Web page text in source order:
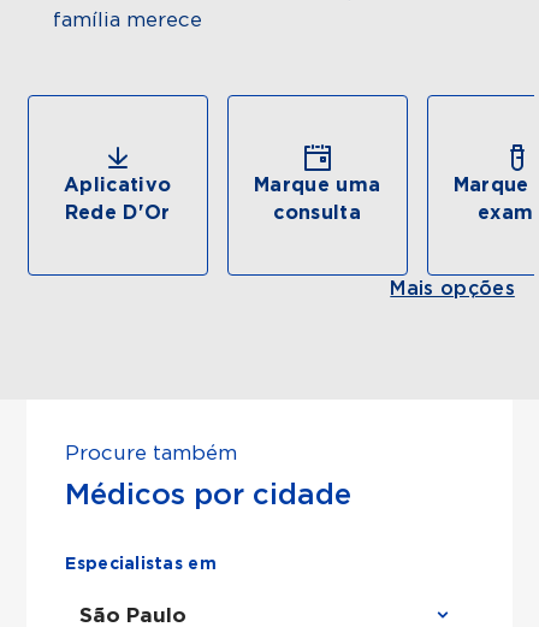
família merece
Aplicativo
Rede D'Or
Marque uma
consulta
Marque
Mais opções
Procure também
Médicos por cidade
Especialistas em
São Paulo